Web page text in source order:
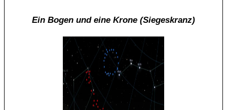
Ein Bogen und eine Krone (Siegeskranz)